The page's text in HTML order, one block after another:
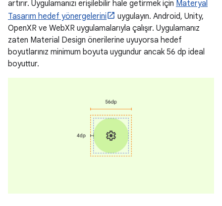
artırır. Uygulamanızı erişilebilir hale getirmek için Materyal
Tasarım hedef yönergelerini
uygulayın. Android, Unity,
OpenXR ve WebXR uygulamalarıyla çalışır. Uygulamanız
zaten Material Design önerilerine uyuyorsa hedef
boyutlarınız minimum boyuta uygundur ancak 56 dp ideal
boyuttur.